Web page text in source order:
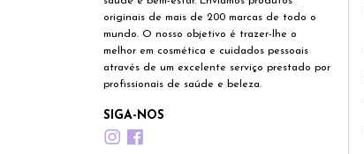
originais de mais de 200 marcas de todo o
mundo. O nosso objetivo é trazer-lhe o
melhor em cosmética e cuidados pessoais
através de um excelente serviço prestado por
profissionais de saúde e beleza.
SIGA-NOS